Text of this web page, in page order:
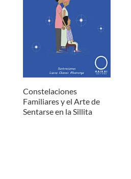
Constelaciones
Familiares y el Arte de
Sentarse en la Sillita